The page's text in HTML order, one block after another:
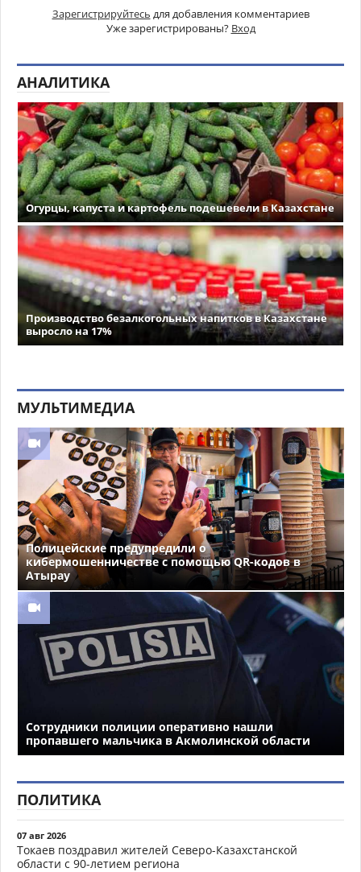
Зарегистрируйтесь для добавления комментариев
Уже зарегистрированы? Вход
АНАЛИТИКА
Огурцы, капуста и картофель подешевели в Казахстане
Производство безалкогольных напитков в Казахстане
выросло на 17%
МУЛЬТИМЕДИА
Полицейские предупредили о
кибермошенничестве с помощью QR-кодов в
Атырау
Сотрудники полиции оперативно нашли
пропавшего мальчика в Акмолинской области
ПОЛИТИКА
07 авг 2026
Токаев поздравил жителей Северо-Казахстанской
области с 90-летием региона